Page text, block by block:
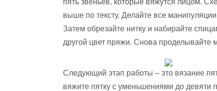
пять звеньев, которые вяжутся лицом.
выше по тексту. Делайте все
Затем обрезайте нитку и набирайте
другой цвет пряжи. Снова проделывайте
Следующий этап работы – это вязание
вяжите пятку с уменьшениями до девяти